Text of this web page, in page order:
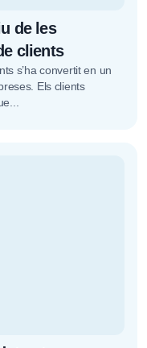
de les
clients
s’ha convertit en un
Els clients